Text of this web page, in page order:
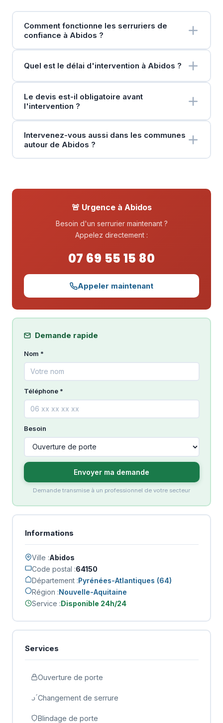
Comment fonctionne les serruriers de
confiance à Abidos ?
Quel est le délai d'intervention à Abidos ?
Le devis est-il obligatoire avant
l'intervention ?
Intervenez-vous aussi dans les communes
autour de Abidos ?
🚨 Urgence à Abidos
Besoin d'un serrurier maintenant ?
Appelez directement :
07 69 55 15 80
Appeler maintenant
Demande rapide
Nom *
Téléphone *
Besoin
Envoyer ma demande
Demande transmise à un professionnel de votre secteur
Informations
Ville :Abidos
Code postal :64150
Département :Pyrénées-Atlantiques (64)
Région :Nouvelle-Aquitaine
Service :Disponible 24h/24
Services
Ouverture de porte
Changement de serrure
Blindage de porte